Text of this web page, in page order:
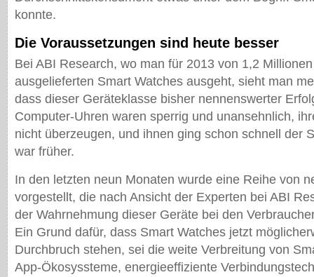
konnte.
Die Voraussetzungen sind heute besser
Bei ABI Research, wo man für 2013 von 1,2
ausgelieferten Smart Watches ausgeht, sieht man
dass dieser Geräteklasse bisher nennenswerter
Computer-Uhren waren sperrig und unansehnlich,
nicht überzeugen, und ihnen ging schon schnell der
war früher.
In den letzten neun Monaten wurde eine Reihe von
vorgestellt, die nach Ansicht der Experten bei ABI
der Wahrnehmung dieser Geräte bei den
Ein Grund dafür, dass Smart Watches jetzt
Durchbruch stehen, sei die weite Verbreitung von
App-Ökosyssteme, energieeffiziente